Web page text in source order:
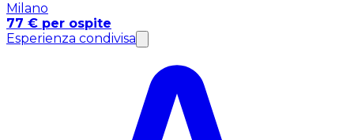
Milano
77 € per ospite
Esperienza condivisa